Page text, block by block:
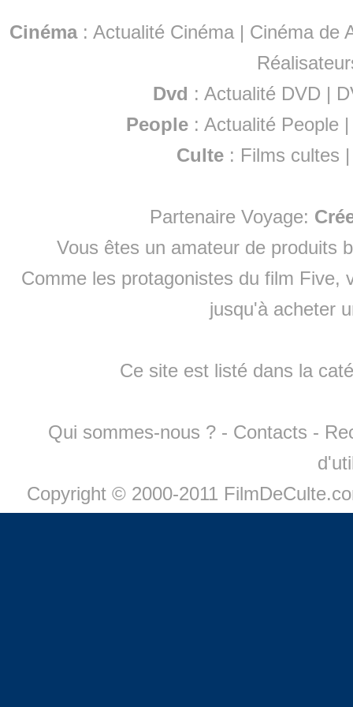
Cinéma: Actualité Cinéma | Cinéma de
Dvd : Actualité DVD |
People :Actualité People
Culte : Films cultes
Partenaire Voyage:
Vous êtes un amateur de produits
Comme les protagonistes du film Five,
jusqu'à acheter
Ce site est listé dans la
Qui sommes-nous ? - Contacts -
Copyright © 2000-2011